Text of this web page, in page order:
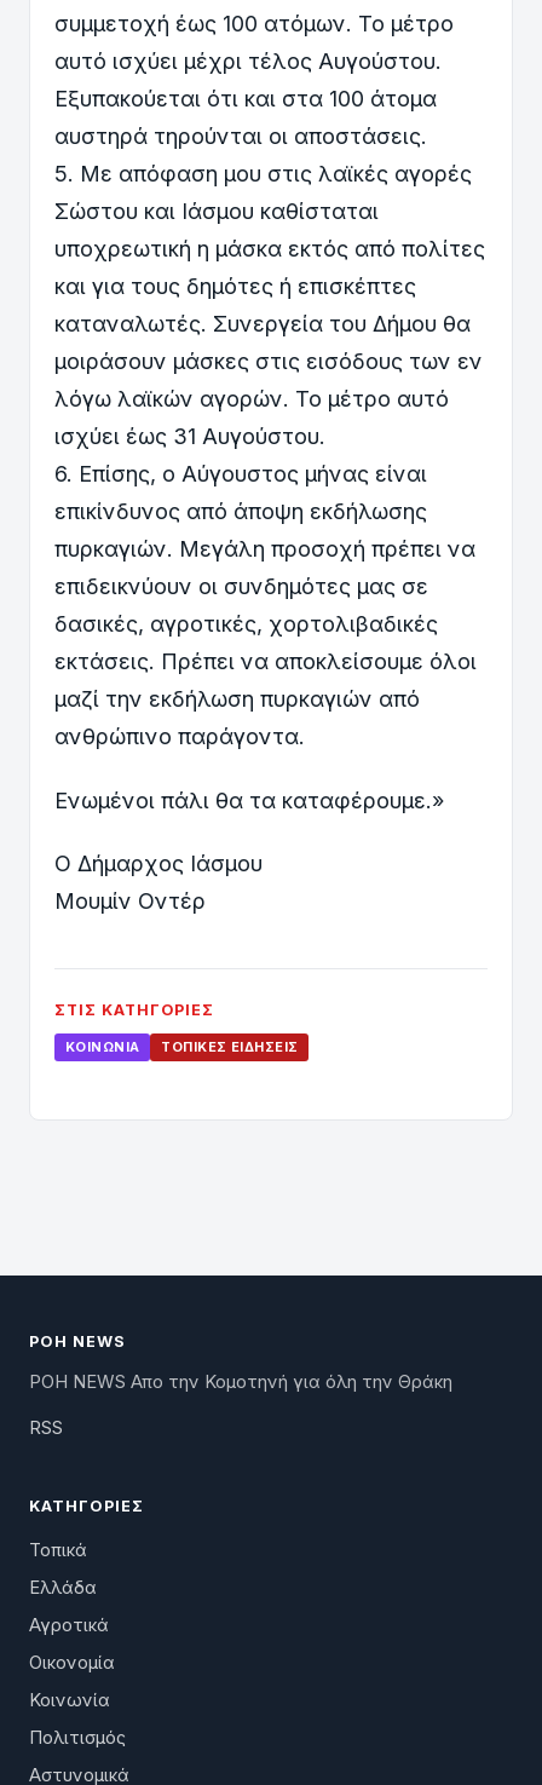
συμμετοχή έως 100 ατόμων. Το μέτρο
αυτό ισχύει μέχρι τέλος Αυγούστου.
Εξυπακούεται ότι και στα 100 άτομα
αυστηρά τηρούνται οι αποστάσεις.
5. Με απόφαση μου στις λαϊκές αγορές
Σώστου και Ιάσμου καθίσταται
υποχρεωτική η μάσκα εκτός από πολίτες
και για τους δημότες ή επισκέπτες
καταναλωτές. Συνεργεία του Δήμου θα
μοιράσουν μάσκες στις εισόδους των εν
λόγω λαϊκών αγορών. Το μέτρο αυτό
ισχύει έως 31 Αυγούστου.
6. Επίσης, ο Αύγουστος μήνας είναι
επικίνδυνος από άποψη εκδήλωσης
πυρκαγιών. Μεγάλη προσοχή πρέπει να
επιδεικνύουν οι συνδημότες μας σε
δασικές, αγροτικές, χορτολιβαδικές
εκτάσεις. Πρέπει να αποκλείσουμε όλοι
μαζί την εκδήλωση πυρκαγιών από
ανθρώπινο παράγοντα.
Ενωμένοι πάλι θα τα καταφέρουμε.»
Ο Δήμαρχος Ιάσμου
Μουμίν Οντέρ
ΣΤΙΣ ΚΑΤΗΓΟΡΊΕΣ
ΚΟΙΝΩΝΊΑ ΤΟΠΙΚΈΣ ΕΙΔΉΣΕΙΣ
ΡΟΗ NEWS
ΡΟΗ NEWS Απο την Κομοτηνή για όλη την Θράκη
RSS
ΚΑΤΗΓΟΡΊΕΣ
Τοπικά
Ελλάδα
Αγροτικά
Οικονομία
Κοινωνία
Πολιτισμός
Αστυνομικά